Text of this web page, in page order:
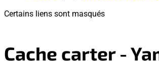
Certains liens sont masqués
Cache carter -